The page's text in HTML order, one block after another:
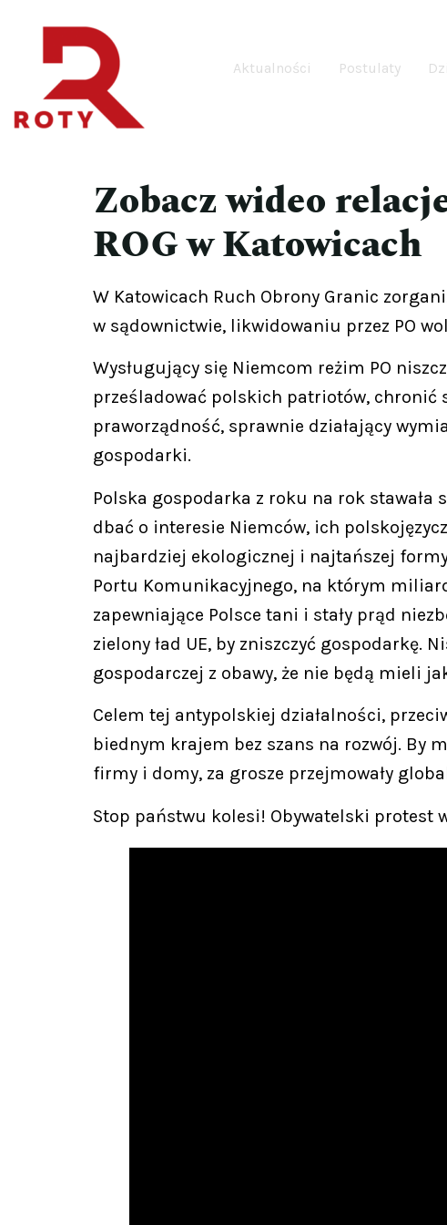
Aktualności Postulaty
Zobacz wideo
ROG w Katowicach
W Katowicach Ruch Obrony Granic
w sądownictwie, likwidowaniu przez PO
Wysługujący się Niemcom reżim PO
prześladować polskich patriotów, chronić
praworządność, sprawnie działający
gospodarki.
Polska gospodarka z roku na rok
dbać o interesie Niemców, ich
najbardziej ekologicznej i najtańszej
Portu Komunikacyjnego, na którym
zapewniające Polsce tani i stały prąd
zielony ład UE, by zniszczyć gospodarkę.
gospodarczej z obawy, że nie będą mieli
Celem tej antypolskiej działalności,
biednym krajem bez szans na rozwój. By
firmy i domy, za grosze przejmowały
Stop państwu kolesi! Obywatelski protest